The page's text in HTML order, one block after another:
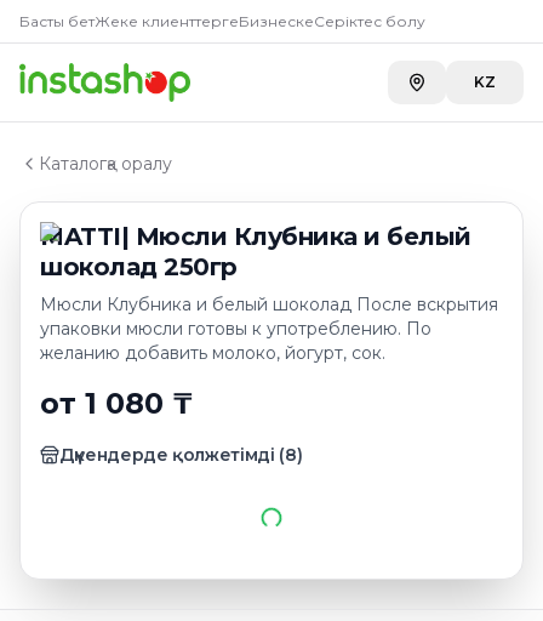
Басты бетЖеке клиенттергеБизнескеСеріктес болу
KZ
Каталогқа оралу
MATTI| Мюсли Клубника и белый
шоколад 250гр
Мюсли Клубника и белый шоколад После вскрытия
упаковки мюсли готовы к употреблению. По
желанию добавить молоко, йогурт, сок.
от 1 080 ₸
Дүкендерде қолжетімді (8)
Главная
Каталог
Готовые завтраки, мюсли, гранола
MATTI| Мюсли Клубника и белый шоколад 250гр
КупитьMATTI| Мюсли
METRO г. Шымкент